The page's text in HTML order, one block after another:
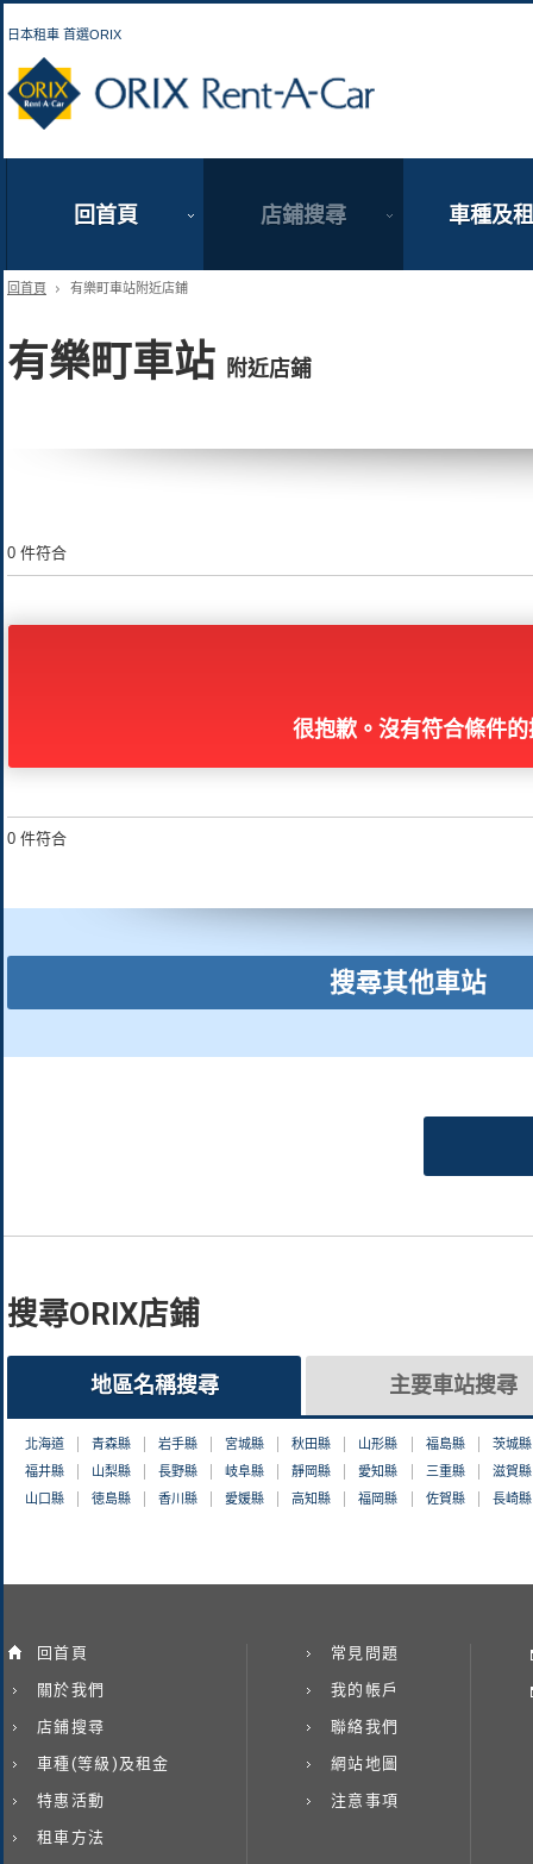
日本租車 首選ORIX
回首頁 店鋪搜尋 車種及
回首頁 有樂町車站附近店鋪
有樂町車站 附近店鋪
0 件符合
很抱歉。沒有符合條件
0 件符合
搜尋其他車站
搜尋ORIX店鋪
地區名稱搜尋 主要車站搜尋
北海道 青森縣 岩手縣 宮城縣 秋田縣 山形縣 福島縣
茨城縣
福井縣
山梨縣 長野縣 岐阜縣 靜岡縣 愛知縣 三重縣
滋賀縣
山口縣
徳島縣 香川縣 愛媛縣 高知縣 福岡縣 佐賀縣 長崎縣
回首頁
關於我們
店鋪搜尋
車種(等級)及租金
特惠活動
租車方法
常見問題
我的帳戶
聯絡我們
網站地圖
注意事項